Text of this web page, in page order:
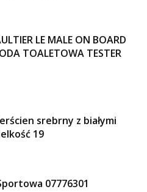
LE MALE ON BOARD
TOALETOWA TESTER
srebrny z białymi
19
07776301